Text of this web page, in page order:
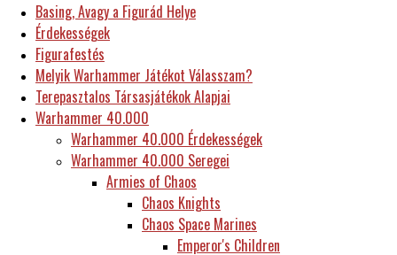
Basing, Avagy a Figurád Helye
Érdekességek
Figurafestés
Melyik Warhammer Játékot Válasszam?
Terepasztalos Társasjátékok Alapjai
Warhammer 40.000
Warhammer 40.000 Érdekességek
Warhammer 40.000 Seregei
Armies of Chaos
Chaos Knights
Chaos Space Marines
Emperor's Children